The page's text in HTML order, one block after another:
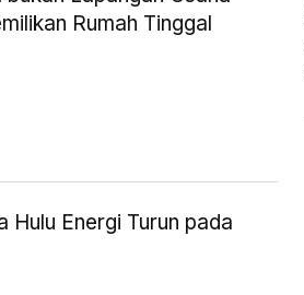
Rumah Tinggal
Hulu Energi Turun pada